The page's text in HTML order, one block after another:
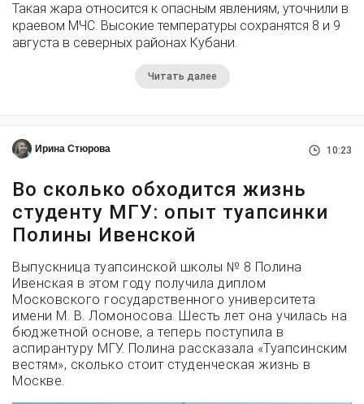
Такая жара относится к опасным явлениям, уточнили в
краевом МЧС. Высокие температуры сохранятся 8 и 9
августа в северных районах Кубани.
Читать далее
Ирина Стюрова 10:23
Во сколько обходится жизнь
студенту МГУ: опыт туапсинки
Полины Ивенской
Выпускница туапсинской школы № 8 Полина
Ивенская в этом году получила диплом
Московского государственного университета
имени М. В. Ломоносова. Шесть лет она училась на
бюджетной основе, а теперь поступила в
аспирантуру МГУ. Полина рассказала «Туапсинским
вестям», сколько стоит студенческая жизнь в
Москве.